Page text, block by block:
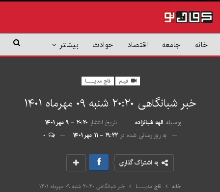
خانه جامعه اقتصاد حوادث بیشتر
فیلم قاچ مدیــــا
خبر شبانگاهی ٢۰:٢٠ شنبه ۰۹ مهرماه ۱۴۰۱
بوسیله الهه شبانزاده تاریخ انتشار ۲۰:۲۰ - ۹ مهر ۱۴۰۱
به روز رسانی شده در ۱۹:۲۲ - ۱۱ مهر ۱۴۰۱
به اشتراک گذاری
خانه قاچ مدیــــا خبر شبانگاهی ٢۰:٢٠ شنبه ۰۹ مهرماه ۱۴۰۱